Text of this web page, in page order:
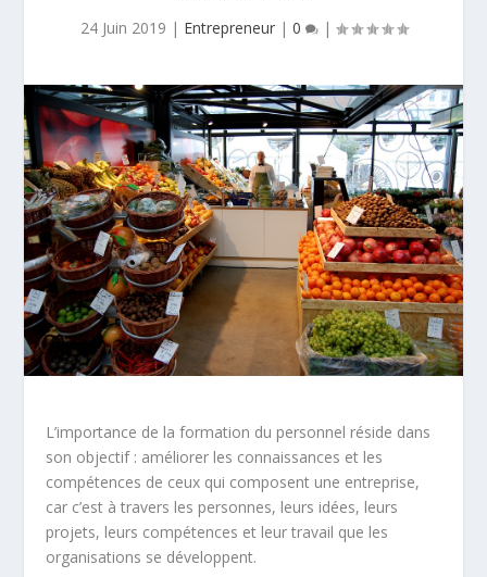
24 Juin 2019 | Entrepreneur| 0 |
L’importance de la formation du personnel réside dans
son objectif : améliorer les connaissances et les
compétences de ceux qui composent une entreprise,
car c’est à travers les personnes, leurs idées, leurs
projets, leurs compétences et leur travail que les
organisations se développent.